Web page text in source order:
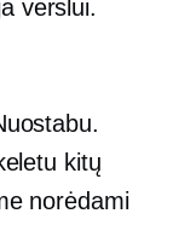
verslui.
kitų
norėdami